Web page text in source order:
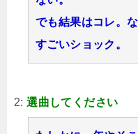
でも結果はコレ。
すごいショック。
2:選曲してください